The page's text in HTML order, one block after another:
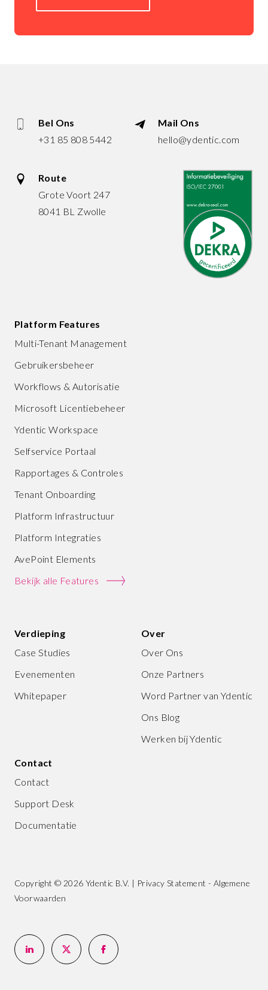
Bel Ons
+31 85 808 5442
Mail Ons
hello@ydentic.com
Route
Grote Voort 247
8041 BL Zwolle
Platform Features
Multi-Tenant Management
Gebruikersbeheer
Workflows & Autorisatie
Microsoft Licentiebeheer
Ydentic Workspace
Selfservice Portaal
Rapportages & Controles
Tenant Onboarding
Platform Infrastructuur
Platform Integraties
AvePoint Elements
Bekijk alle Features
Verdieping
Case Studies
Evenementen
Whitepaper
Over
Over Ons
Onze Partners
Word Partner van Ydentic
Ons Blog
Werken bij Ydentic
Contact
Contact
Support Desk
Documentatie
Copyright © 2026 Ydentic B.V. | Privacy Statement - Algemene
Voorwaarden